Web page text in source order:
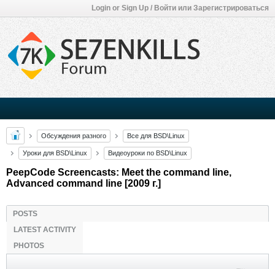
Login or Sign Up / Войти или Зарегистрироваться
Обсуждения разного Все для BSD\Linux
Уроки для BSD\Linux Видеоуроки по BSD\Linux
PeepCode Screencasts: Meet the command line,
Advanced command line [2009 г.]
POSTS
LATEST ACTIVITY
PHOTOS